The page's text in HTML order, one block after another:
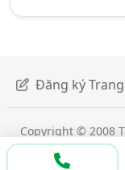
Đăng ký
Copyright © 2008